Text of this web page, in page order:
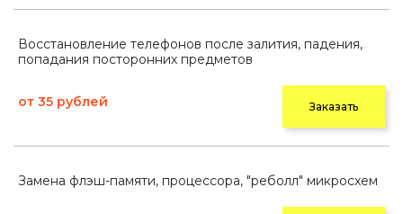
Восстановление телефонов после залития, падения,
попадания посторонних предметов
от 35 рублей Заказать
Замена флэш-памяти, процессора, "реболл" микросхем